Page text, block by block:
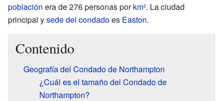
población era de 276 personas porkm². La ciudad
principal ysede del condadoes Easton.
Contenido
Geografía del Condado de Northampton
¿Cuál es el tamaño del Condado de
Northampton?